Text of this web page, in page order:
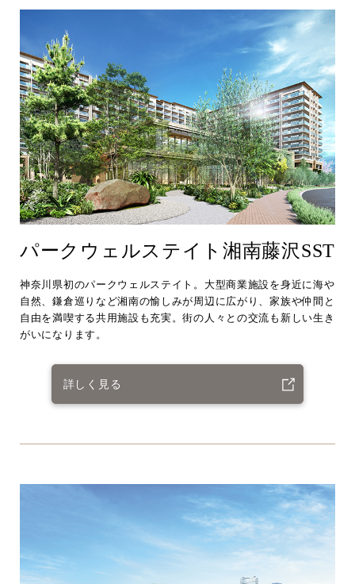
パークウェルステイト湘南藤沢SST
神奈川県初のパークウェルステイト。大型商業施設を身近に海や
自然、鎌倉巡りなど湘南の愉しみが周辺に広がり、家族や仲間と
自由を満喫する共用施設も充実。街の人々との交流も新しい生き
がいになります。
詳しく見る